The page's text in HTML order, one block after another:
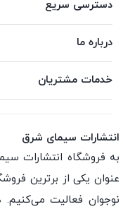
دسترسی سریع
درباره ما
خدمات مشتریان
انتشارات سیمای شرق
به فروشگاه انتشارات
عنوان یکی از برترین
نوجوان فعالیت